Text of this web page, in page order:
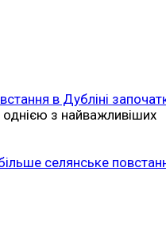
в Дубліні
з найважливіших
селянське